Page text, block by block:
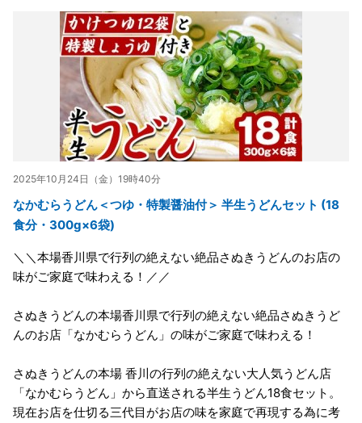
2025年10月24日（金）19時40分
なかむらうどん＜つゆ・特製醤油付＞ 半生うどんセット (18
食分・300g×6袋)
＼＼本場香川県で行列の絶えない絶品さぬきうどんのお店の
味がご家庭で味わえる！／／
さぬきうどんの本場香川県で行列の絶えない絶品さぬきうど
んのお店「なかむらうどん」の味がご家庭で味わえる！
さぬきうどんの本場 香川の行列の絶えない大人気うどん店
「なかむらうどん」から直送される半生うどん18食セット。
現在お店を仕切る三代目がお店の味を家庭で再現する為に考